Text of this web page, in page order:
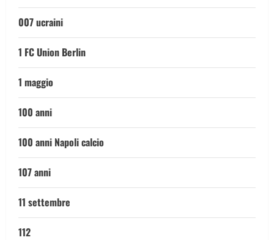
007 ucraini
1 FC Union Berlin
1 maggio
100 anni
100 anni Napoli calcio
107 anni
11 settembre
112